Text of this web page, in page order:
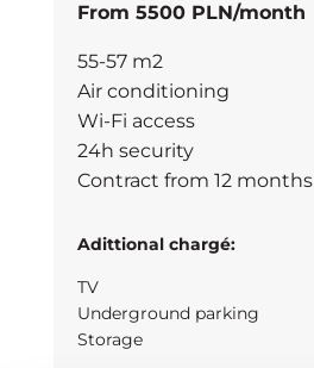
From 5500 PLN/month
55-57 m2
Air conditioning
Wi-Fi access
24h security
Contract from 12 months
Adittional chargé:
TV
Underground parking
Storage